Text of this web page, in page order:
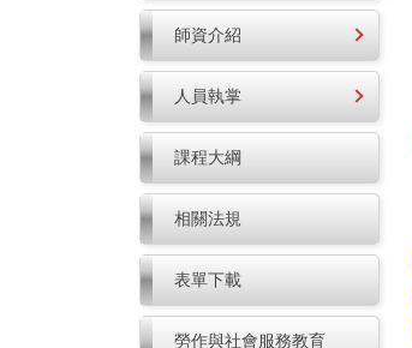
師資介紹
人員執掌
課程大綱
相關法規
表單下載
勞作與社會服務教育